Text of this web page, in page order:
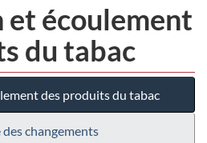
écoulement
du tabac
des produits du tabac
des changements